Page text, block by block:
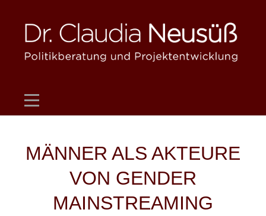
content
MÄNNER ALS AKTEURE
VON GENDER
MAINSTREAMING
Beitragsnavigation